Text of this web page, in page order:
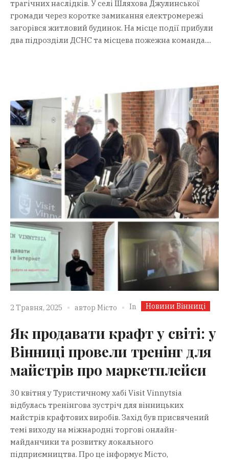
трагічних наслідків. У селі Шляхова Джулинської
громади через коротке замикання електромережі
загорівся житловий будинок. На місце події прибули
два підрозділи ДСНС та місцева пожежна команда....
2 Травня, 2025 автор Місто In Новини Вінниці
Як продавати крафт у світі: у
Вінниці провели тренінг для
майстрів про маркетплейси
30 квітня у Туристичному хабі Visit Vinnytsia
відбулась тренінгова зустріч для вінницьких
майстрів крафтових виробів. Захід був присвячений
темі виходу на міжнародні торгові онлайн-
майданчики та розвитку локального
підприємництва. Про це інформує Місто,